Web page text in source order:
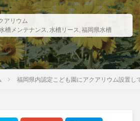
アリウム
槽メンテナンス, 水槽リース, 福岡県水槽
福岡県内認定こども園にアクアリウム設置し